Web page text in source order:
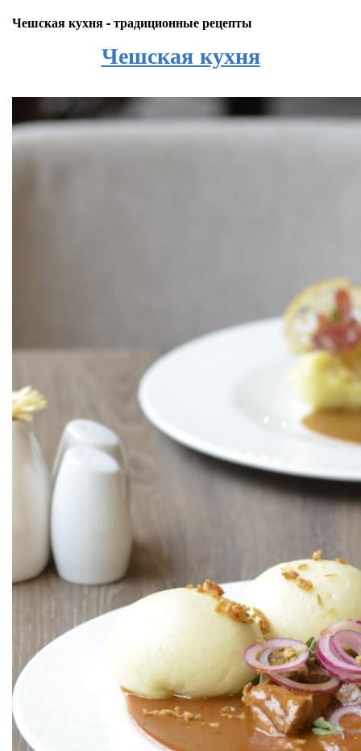
Чешская кухня - традиционные рецепты
Чешская кухня